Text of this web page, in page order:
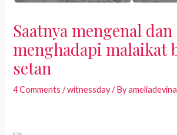
Saatnya mengenal dan
menghadapi malaikat
setan
4 Comments /witnessday/ Byameliadevina